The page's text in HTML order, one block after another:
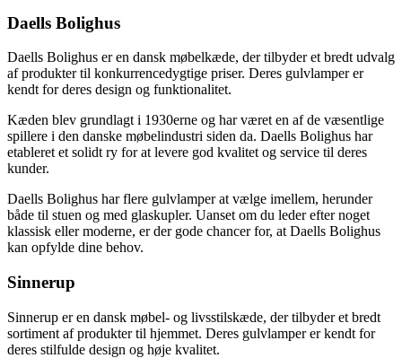
Daells Bolighus
Daells Bolighus er en dansk møbelkæde, der tilbyder et bredt udvalg
af produkter til konkurrencedygtige priser. Deres gulvlamper er
kendt for deres design og funktionalitet.
Kæden blev grundlagt i 1930erne og har været en af de væsentlige
spillere i den danske møbelindustri siden da. Daells Bolighus har
etableret et solidt ry for at levere god kvalitet og service til deres
kunder.
Daells Bolighus har flere gulvlamper at vælge imellem, herunder
både til stuen og med glaskupler. Uanset om du leder efter noget
klassisk eller moderne, er der gode chancer for, at Daells Bolighus
kan opfylde dine behov.
Sinnerup
Sinnerup er en dansk møbel- og livsstilskæde, der tilbyder et bredt
sortiment af produkter til hjemmet. Deres gulvlamper er kendt for
deres stilfulde design og høje kvalitet.